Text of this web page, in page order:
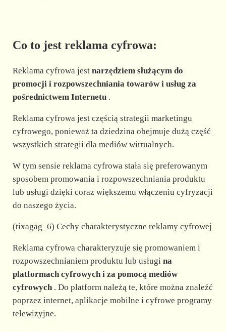
i
e
Co to jest reklama cyfrowa:
Reklama cyfrowa jest narzędziem służącym do
promocji i rozpowszechniania towarów i usług za
pośrednictwem Internetu.
Reklama cyfrowa jest częścią strategii marketingu
cyfrowego, ponieważ ta dziedzina obejmuje dużą część
wszystkich strategii dla mediów wirtualnych.
W tym sensie reklama cyfrowa stała się preferowanym
sposobem promowania i rozpowszechniania produktu
lub usługi dzięki coraz większemu włączeniu cyfryzacji
do naszego życia.
(tixagag_6) Cechy charakterystyczne reklamy cyfrowej
Reklama cyfrowa charakteryzuje się promowaniem i
rozpowszechnianiem produktu lub usługi na
platformach cyfrowych i za pomocą mediów
cyfrowych. Do platform należą te, które można znaleźć
poprzez internet, aplikacje mobilne i cyfrowe programy
telewizyjne.